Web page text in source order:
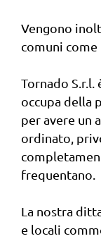
Vengono
comuni come
Tornado S.r.l.
occupa della
per avere un
ordinato,
frequentano.
La nostra
e locali